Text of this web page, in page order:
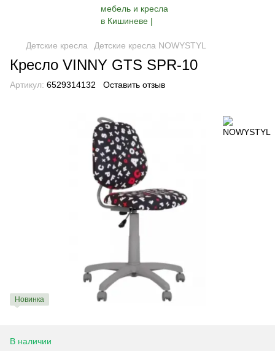
Детские кресла Детские кресла NOWYSTYL
Кресло VINNY GTS SPR-10
Артикул: 6529314132 Оставить отзыв
Новинка
В наличии